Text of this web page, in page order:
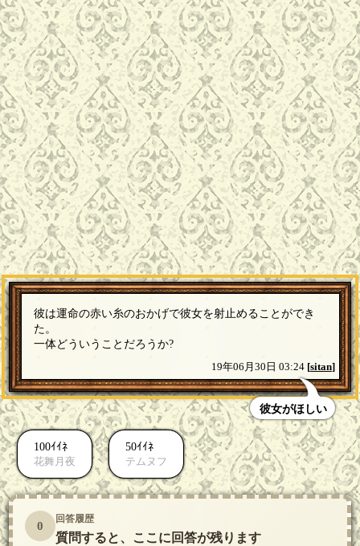
彼は運命の赤い糸のおかげで彼女を射止めることができ
た。
一体どういうことだろうか?
19年06月30日 03:24 [sitan]
彼女がほしい
100ｲｲﾈ
花舞月夜
50ｲｲﾈ
テムヌフ
0 回答履歴
質問すると、ここに回答が残ります